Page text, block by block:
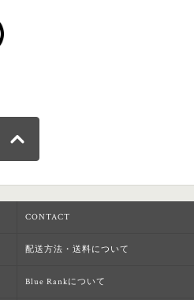
CONTACT
配送方法・送料について
Blue Rankについて